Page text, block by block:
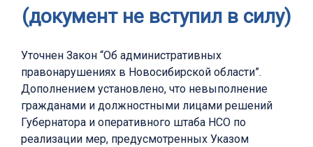
(документ не вступил в силу)
Уточнен Закон “Об административных
правонарушениях в Новосибирской области”.
Дополнением установлено, что невыполнение
гражданами и должностными лицами решений
Губернатора и оперативного штаба НСО по
реализации мер, предусмотренных Указом